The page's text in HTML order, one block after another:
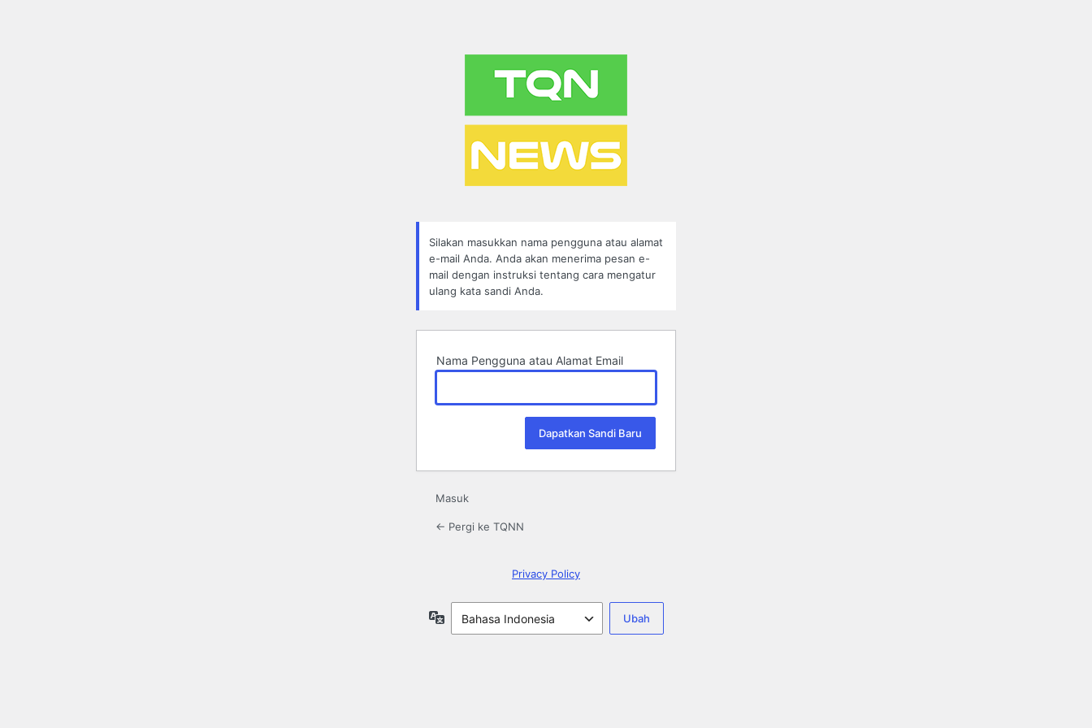
Silakan masukkan nama pengguna atau alamat
e-mail Anda. Anda akan menerima pesan e-
mail dengan instruksi tentang cara mengatur
ulang kata sandi Anda.
Nama Pengguna atau Alamat Email
Masuk
← Pergi ke TQNN
Privacy Policy
Bahasa